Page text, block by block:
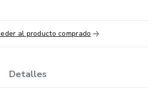
claro y confiable a inversionistas.
al producto comprado
Detalles